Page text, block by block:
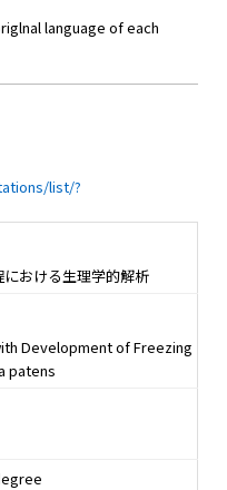
language of each
list/?
おける生理学的解析
Development of Freezing
patens